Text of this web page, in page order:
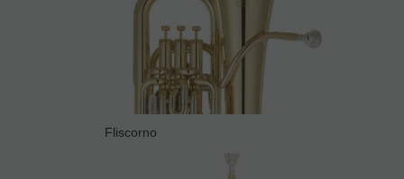
Fliscorno